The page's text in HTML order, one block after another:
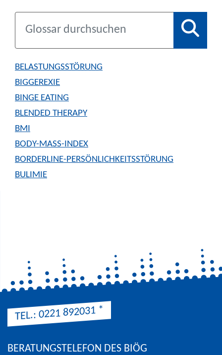
BELASTUNGSSTÖRUNG
BIGGEREXIE
BINGE EATING
BLENDED THERAPY
BMI
BODY-MASS-INDEX
BORDERLINE-PERSÖNLICHKEITSSTÖRUNG
BULIMIE
TEL.: 0221 892031 *
Hinweis: Preis entsprechend der Preisliste Ihres Telefonanbieters
BERATUNGSTELEFON DES BIÖG